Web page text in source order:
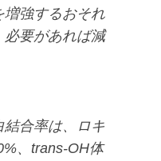
増強するおそれ
必要があれば減
合率は、ロキ
、trans-OH体